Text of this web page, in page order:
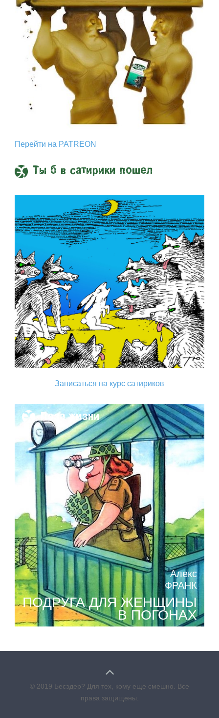
Перейти на PATREON
Ты б в сатирики пошел
Записаться на курс сатириков
Поза жизни
Алекс
ФРАНК
ПОДРУГА ДЛЯ ЖЕНЩИНЫ
В ПОГОНАХ
© 2019 Бесэдер? Для тех, кому еще смешно. Все
права защищены.